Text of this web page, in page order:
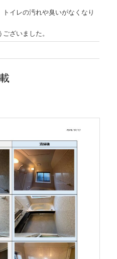
トイレの汚れや臭いがなくなり
ざいました。